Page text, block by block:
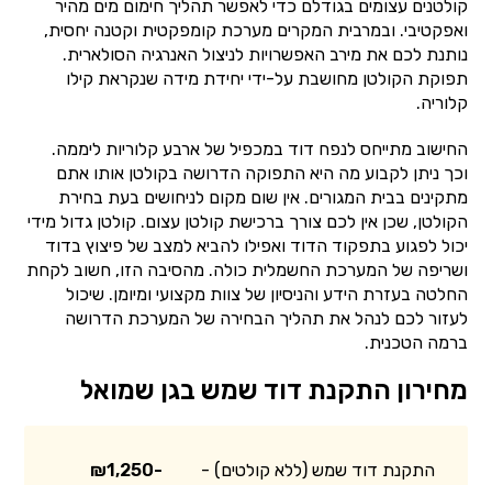
קולטנים עצומים בגודלם כדי לאפשר תהליך חימום מים מהיר
ואפקטיבי. ובמרבית המקרים מערכת קומפקטית וקטנה יחסית,
נותנת לכם את מירב האפשרויות לניצול האנרגיה הסולארית.
תפוקת הקולטן מחושבת על-ידי יחידת מידה שנקראת קילו
קלוריה.
החישוב מתייחס לנפח דוד במכפיל של ארבע קלוריות ליממה.
וכך ניתן לקבוע מה היא התפוקה הדרושה בקולטן אותו אתם
מתקינים בבית המגורים. אין שום מקום לניחושים בעת בחירת
הקולטן, שכן אין לכם צורך ברכישת קולטן עצום. קולטן גדול מידי
יכול לפגוע בתפקוד הדוד ואפילו להביא למצב של פיצוץ בדוד
ושריפה של המערכת החשמלית כולה. מהסיבה הזו, חשוב לקחת
החלטה בעזרת הידע והניסיון של צוות מקצועי ומיומן. שיכול
לעזור לכם לנהל את תהליך הבחירה של המערכת הדרושה
ברמה הטכנית.
מחירון התקנת דוד שמש בגן שמואל
התקנת דוד שמש (ללא קולטים) -
₪1,250-